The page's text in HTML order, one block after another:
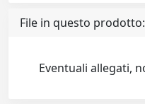
File in questo prodotto:
Eventuali allegati,